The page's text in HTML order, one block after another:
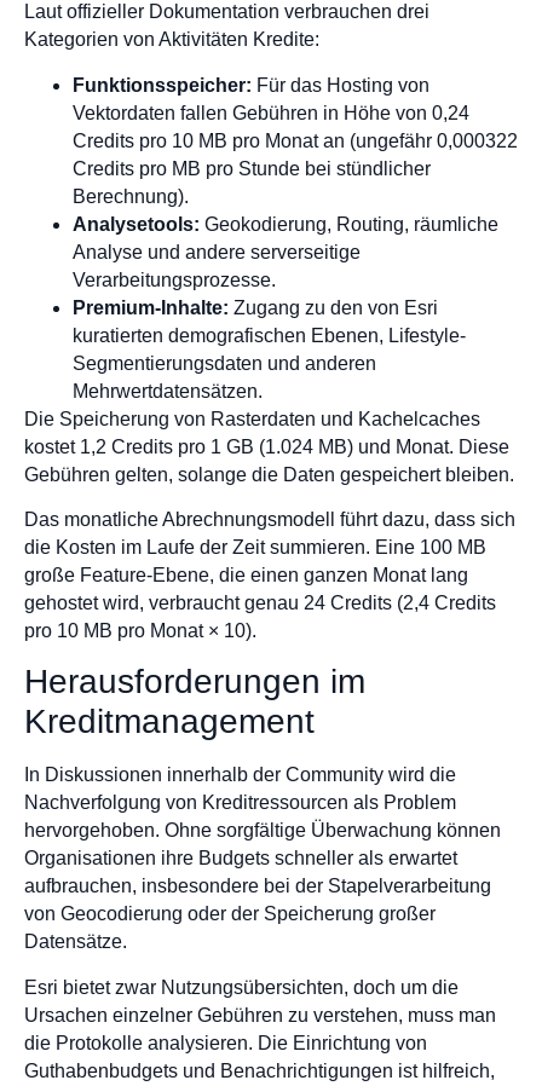
Laut offizieller Dokumentation verbrauchen drei
Kategorien von Aktivitäten Kredite:
Funktionsspeicher: Für das Hosting von
Vektordaten fallen Gebühren in Höhe von 0,24
Credits pro 10 MB pro Monat an (ungefähr 0,000322
Credits pro MB pro Stunde bei stündlicher
Berechnung).
Analysetools: Geokodierung, Routing, räumliche
Analyse und andere serverseitige
Verarbeitungsprozesse.
Premium-Inhalte: Zugang zu den von Esri
kuratierten demografischen Ebenen, Lifestyle-
Segmentierungsdaten und anderen
Mehrwertdatensätzen.
Die Speicherung von Rasterdaten und Kachelcaches
kostet 1,2 Credits pro 1 GB (1.024 MB) und Monat. Diese
Gebühren gelten, solange die Daten gespeichert bleiben.
Das monatliche Abrechnungsmodell führt dazu, dass sich
die Kosten im Laufe der Zeit summieren. Eine 100 MB
große Feature-Ebene, die einen ganzen Monat lang
gehostet wird, verbraucht genau 24 Credits (2,4 Credits
pro 10 MB pro Monat × 10).
Herausforderungen im
Kreditmanagement
In Diskussionen innerhalb der Community wird die
Nachverfolgung von Kreditressourcen als Problem
hervorgehoben. Ohne sorgfältige Überwachung können
Organisationen ihre Budgets schneller als erwartet
aufbrauchen, insbesondere bei der Stapelverarbeitung
von Geocodierung oder der Speicherung großer
Datensätze.
Esri bietet zwar Nutzungsübersichten, doch um die
Ursachen einzelner Gebühren zu verstehen, muss man
die Protokolle analysieren. Die Einrichtung von
Guthabenbudgets und Benachrichtigungen ist hilfreich,